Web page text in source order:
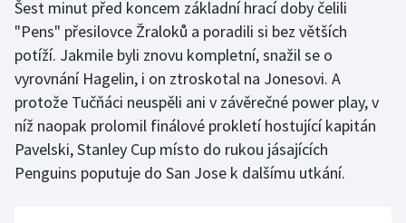
Šest minut před koncem základní hrací doby čelili
"Pens" přesilovce Žraloků a poradili si bez větších
potíží. Jakmile byli znovu kompletní, snažil se o
vyrovnání Hagelin, i on ztroskotal na Jonesovi. A
protože Tučňáci neuspěli ani v závěrečné power play, v
níž naopak prolomil finálové prokletí hostující kapitán
Pavelski, Stanley Cup místo do rukou jásajících
Penguins poputuje do San Jose k dalšímu utkání.